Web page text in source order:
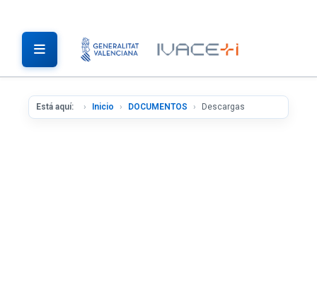
Está aquí: Inicio DOCUMENTOS Descargas